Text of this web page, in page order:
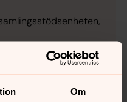
Om